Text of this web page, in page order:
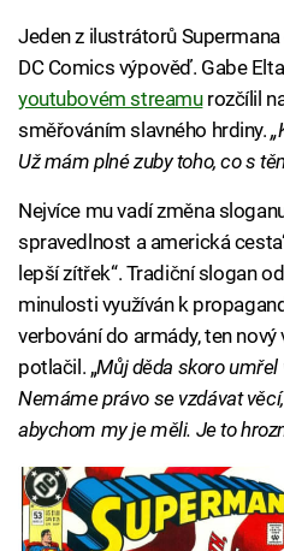
Jeden z ilustrátorů
DC Comics výpověď. Gabe
youtubovém streamurozčílil
směřováním slavného hrdiny.
Už mám plné zuby toho, co s
Nejvíce mu vadí změna
spravedlnost a americká
lepší zítřek“. Tradiční slogan
minulosti využíván k
verbování do armády, ten
potlačil. „Můj děda skoro umřel
Nemáme právo se vzdávat
abychom my je měli. Je to